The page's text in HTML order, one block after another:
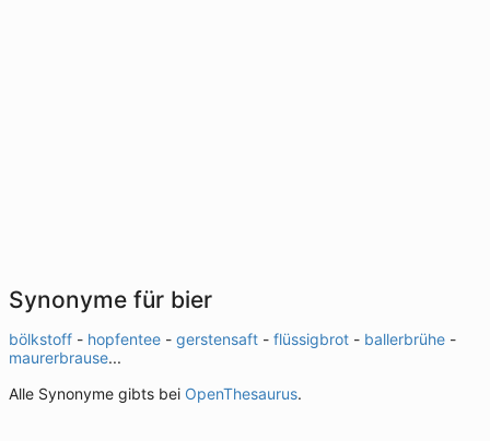
Synonyme für bier
bölkstoff - hopfentee - gerstensaft - flüssigbrot - ballerbrühe -
maurerbrause...
Alle Synonyme gibts bei OpenThesaurus.